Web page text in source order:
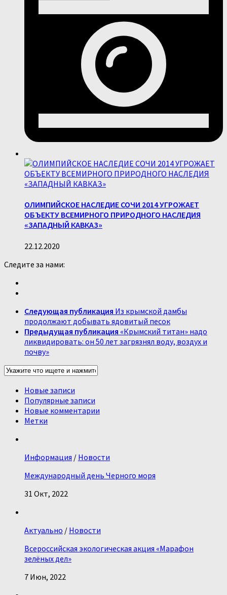
ОЛИМПИЙСКОЕ НАСЛЕДИЕ СОЧИ 2014 УГРОЖАЕТ
ОБЪЕКТУ ВСЕМИРНОГО ПРИРОДНОГО НАСЛЕДИЯ
«ЗАПАДНЫЙ КАВКАЗ»
22.12.2020
Следите за нами:
Следующая публикация Из крымской дамбы
продолжают добывать ядовитый песок
Предыдущая публикация «Крымский титан» надо
ликвидировать: он 50 лет загрязнял воду, воздух и
почву»
Новые записи
Популярные записи
Новые комментарии
Метки
Информация / Новости
Международный день Черного моря
31 Окт, 2022
Актуально / Новости
Всероссийская экологическая акция «Марафон
зелёных дел»
7 Июн, 2022